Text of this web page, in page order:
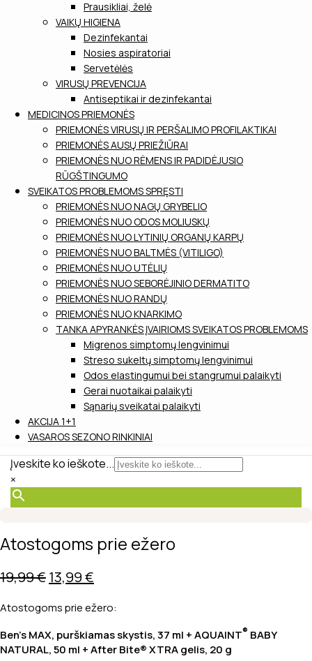
Prausikliai, želė
VAIKŲ HIGIENA
Dezinfekantai
Nosies aspiratoriai
Servetėlės
VIRUSŲ PREVENCIJA
Antiseptikai ir dezinfekantai
MEDICINOS PRIEMONĖS
PRIEMONĖS VIRUSŲ IR PERŠALIMO PROFILAKTIKAI
PRIEMONĖS AUSŲ PRIEŽIŪRAI
PRIEMONĖS NUO RĖMENS IR PADIDĖJUSIO
RŪGŠTINGUMO
SVEIKATOS PROBLEMOMS SPRĘSTI
PRIEMONĖS NUO NAGŲ GRYBELIO
PRIEMONĖS NUO ODOS MOLIUSKŲ
PRIEMONĖS NUO LYTINIŲ ORGANŲ KARPŲ
PRIEMONĖS NUO BALTMĖS (VITILIGO)
PRIEMONĖS NUO UTĖLIŲ
PRIEMONĖS NUO SEBORĖJINIO DERMATITO
PRIEMONĖS NUO RANDŲ
PRIEMONĖS NUO KNARKIMO
TANKA APYRANKĖS ĮVAIRIOMS SVEIKATOS PROBLEMOMS
Migrenos simptomų lengvinimui
Streso sukeltų simptomų lengvinimui
Odos elastingumui bei stangrumui palaikyti
Gerai nuotaikai palaikyti
Sąnarių sveikatai palaikyti
AKCIJA 1+1
VASAROS SEZONO RINKINIAI
Įveskite ko ieškote...
×
Atostogoms prie ežero
19,99€Original
was:
19,99 €.
13,99€
is:
13,99 €.
Atostogoms prie ežero:
Ben’s MAX, purškiamas skystis, 37 ml +AQUAINT® BABY
NATURAL, 50 ml + After Bite® XTRA gelis, 20 g